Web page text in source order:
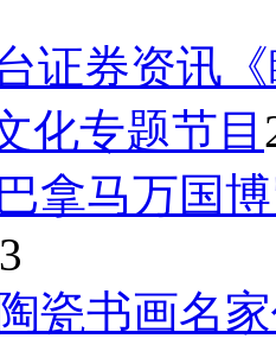
证券资讯
化专题节目
拿马万国
瓷书画名